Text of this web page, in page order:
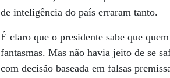
de inteligência do país erraram tanto.
É claro que o presidente sabe que
fantasmas. Mas não havia jeito de se
com decisão baseada em falsas